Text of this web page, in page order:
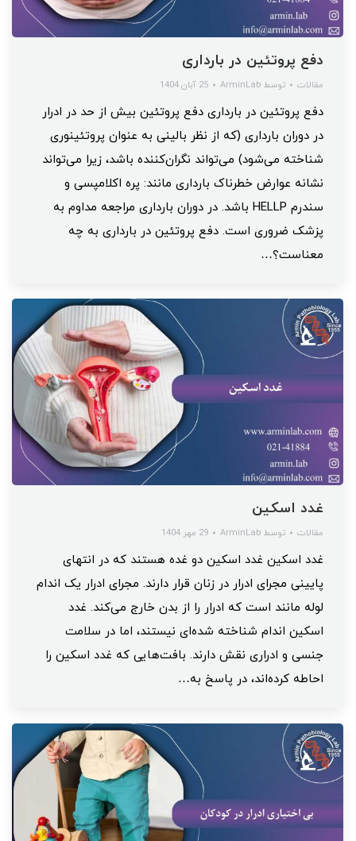
دفع پروتئین در بارداری
مقالات توسط ArminLab 25 آبان 1404
دفع پروتئین در بارداری دفع پروتئین بیش از حد در ادرار
در دوران بارداری (که از نظر بالینی به عنوان پروتئینوری
شناخته می‌شود) می‌تواند نگران‌کننده باشد، زیرا می‌تواند
نشانه عوارض خطرناک بارداری مانند: پره اکلامپسی و
سندرم HELLP باشد. در دوران بارداری مراجعه مداوم به
پزشک ضروری است. دفع پروتئین در بارداری به چه
معناست؟…
غدد اسکین
مقالات توسط ArminLab 29 مهر 1404
غدد اسکین غدد اسکین دو غده هستند که در انتهای
پایینی مجرای ادرار در زنان قرار دارند. مجرای ادرار یک اندام
لوله مانند است که ادرار را از بدن خارج می‌کند. غدد
اسکین اندام شناخته شده‌ای نیستند، اما در سلامت
جنسی و ادراری نقش دارند. بافت‌هایی که غدد اسکین را
احاطه کرده‌اند، در پاسخ به…